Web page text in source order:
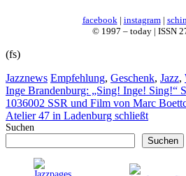
facebook | instagram|
© 1997 – today | ISSN
(fs)
Kategorien
Jazznews Schlagwörter
Empfehlung, Geschenk, Jazz,
Inge Brandenburg: „Sing! Inge! Sing!“
1036002 SSR und Film von Marc
Atelier 47 in Ladenburg schließt
Suchen
Suchen